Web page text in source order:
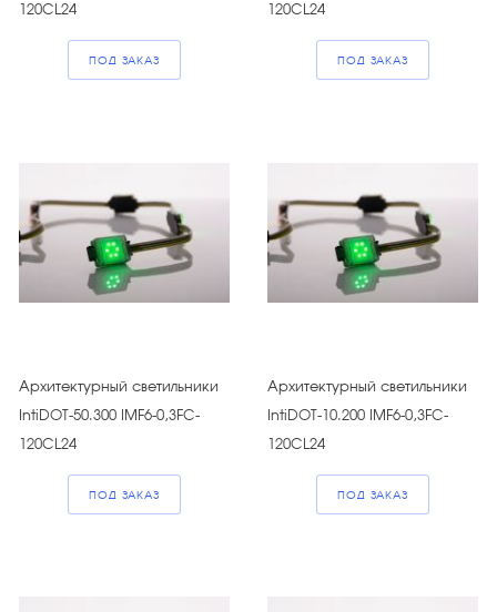
120CL24
ПОД ЗАКАЗ
120CL24
ПОД ЗАКАЗ
Архитектурный светильники
IntiDOT-50.300 IMF6-0,3FC-
120CL24
ПОД ЗАКАЗ
Архитектурный светильники
IntiDOT-10.200 IMF6-0,3FC-
120CL24
ПОД ЗАКАЗ